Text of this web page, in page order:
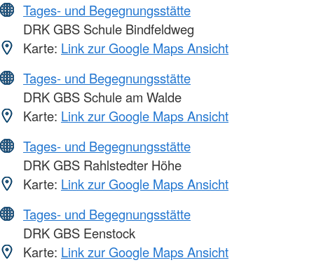
Tages- und Begegnungsstätte
DRK GBS Schule Bindfeldweg
Karte: Link zur Google Maps Ansicht
Tages- und Begegnungsstätte
DRK GBS Schule am Walde
Karte: Link zur Google Maps Ansicht
Tages- und Begegnungsstätte
DRK GBS Rahlstedter Höhe
Karte: Link zur Google Maps Ansicht
Tages- und Begegnungsstätte
DRK GBS Eenstock
Karte: Link zur Google Maps Ansicht